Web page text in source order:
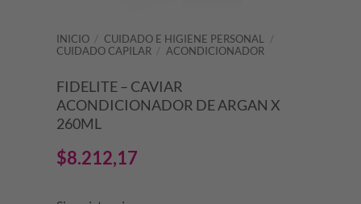
INICIO / CUIDADO E HIGIENE PERSONAL
/
CUIDADO CAPILAR / ACONDICIONADOR
FIDELITE – CAVIAR
ACONDICIONADOR DE ARGAN X
260ML
$8.212,17